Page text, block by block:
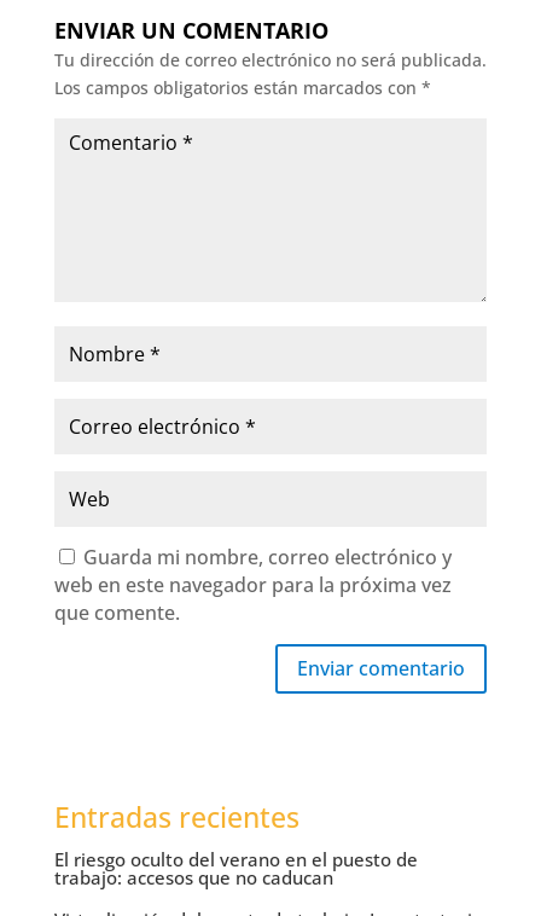
ENVIAR UN COMENTARIO
Tu dirección de correo electrónico no será publicada.
Los campos obligatorios están marcados con *
Guarda mi nombre, correo electrónico y
web en este navegador para la próxima vez
que comente.
Enviar comentario
Entradas recientes
El riesgo oculto del verano en el puesto de
trabajo: accesos que no caducan